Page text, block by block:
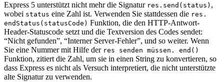
Express 5 unterstützt nicht mehr die Signatur res.send(status) ,
wobei status eine Zahl ist. Verwenden Sie stattdessen die res.
endStatus(statusCode) Funktion, die den HTTP-Antwort-
Header-Statuscode setzt und die Textversion des Codes sendet:
“Nicht gefunden”, “Interner Server-Fehler”, und so weiter. Wenn
Sie eine Nummer mit Hilfe der res senden müssen. end()
Funktion, zitiert die Zahl, um sie in einen String zu konvertieren, so
dass Express es nicht als Versuch interpretiert, die nicht unterstützte
alte Signatur zu verwenden.